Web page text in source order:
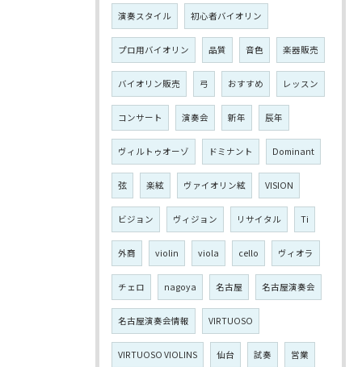
演奏スタイル 初心者バイオリン
プロ用バイオリン 品質 音色 楽器販売
バイオリン販売 弓 おすすめ レッスン
コンサート 演奏会 新年 辰年
ヴィルトゥオーゾ ドミナント Dominant
弦 楽絃 ヴァイオリン絃 VISION
ビジョン ヴィジョン リサイタル Ti
外商 violin viola cello ヴィオラ
チェロ nagoya 名古屋 名古屋演奏会
名古屋演奏会情報 VIRTUOSO
VIRTUOSO VIOLINS 仙台 試奏 営業